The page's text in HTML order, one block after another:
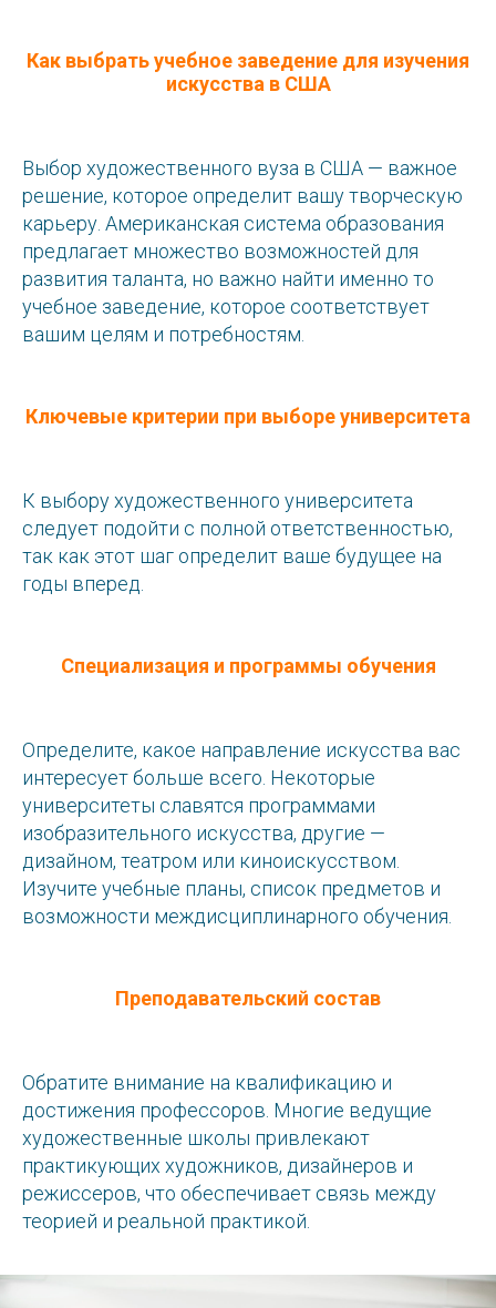
Как выбрать учебное заведение для изучения
искусства в США
Выбор художественного вуза в США — важное
решение, которое определит вашу творческую
карьеру. Американская система образования
предлагает множество возможностей для
развития таланта, но важно найти именно то
учебное заведение, которое соответствует
вашим целям и потребностям.
Ключевые критерии при выборе университета
К выбору художественного университета
следует подойти с полной ответственностью,
так как этот шаг определит ваше будущее на
годы вперед.
Специализация и программы обучения
Определите, какое направление искусства вас
интересует больше всего. Некоторые
университеты славятся программами
изобразительного искусства, другие —
дизайном, театром или киноискусством.
Изучите учебные планы, список предметов и
возможности междисциплинарного обучения.
Преподавательский состав
Обратите внимание на квалификацию и
достижения профессоров. Многие ведущие
художественные школы привлекают
практикующих художников, дизайнеров и
режиссеров, что обеспечивает связь между
теорией и реальной практикой.